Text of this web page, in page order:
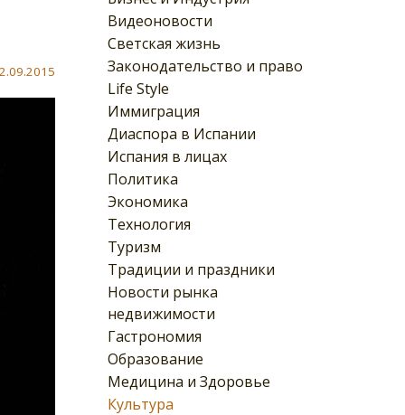
Видеоновости
Светская жизнь
Законодательство и право
Life Style
Иммиграция
Диаспора в Испании
Испания в лицах
Политика
Экономика
Технология
Туризм
Традиции и праздники
Новости рынка
недвижимости
Гастрономия
Образование
Медицина и Здоровье
Культура